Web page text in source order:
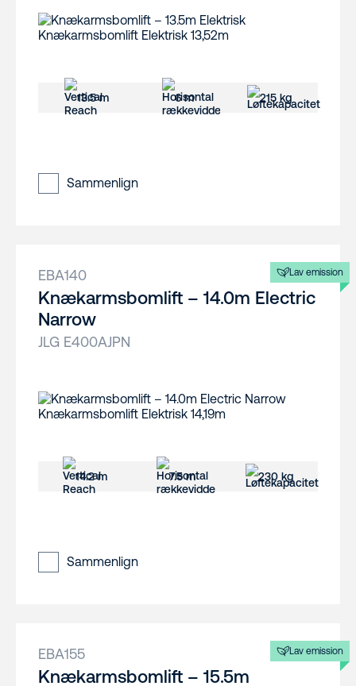
13.5 m 6 m 215 kg
Sammenlign
Lav emission
EBA140
Knækarmsbomlift – 14.0m Electric
Narrow
JLG E400AJPN
14.2 m 7.5 m 230 kg
Sammenlign
Lav emission
EBA155
Knækarmsbomlift – 15.5m